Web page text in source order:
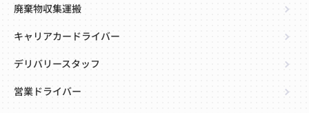
廃棄物収集運搬
キャリアカードライバー
デリバリースタッフ
営業ドライバー